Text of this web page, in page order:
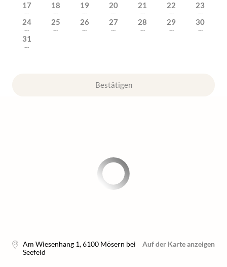
17
---
18
---
19
---
20
---
21
---
22
---
23
---
24
---
25
---
26
---
27
---
28
---
29
---
30
---
31
---
Bestätigen
Am Wiesenhang 1,6100 Mösern bei
Seefeld
Auf der Karte anzeigen